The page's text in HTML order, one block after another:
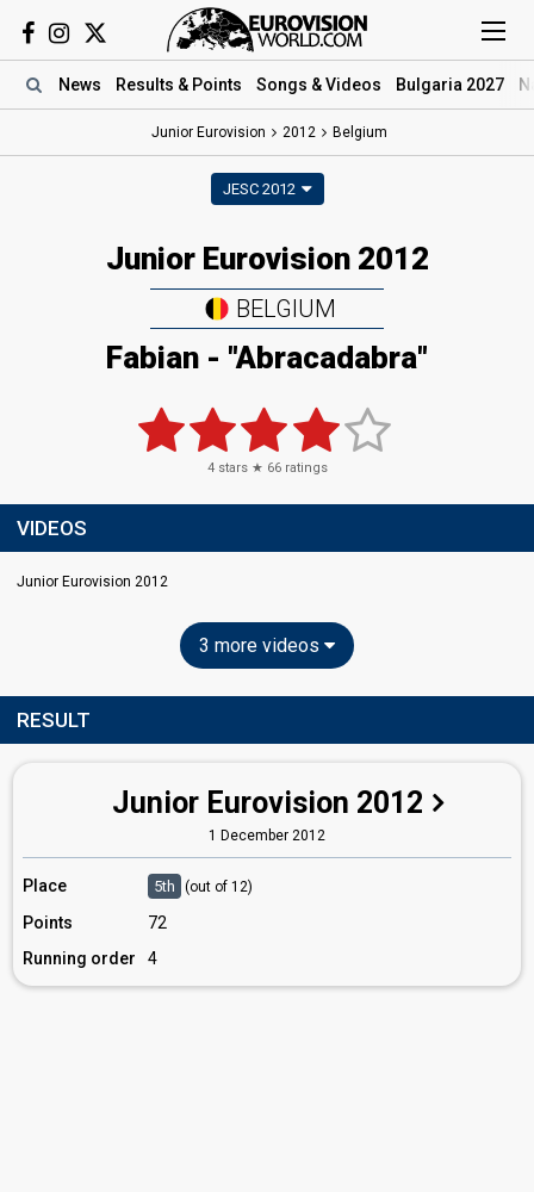
News Results & Points Songs & Videos Bulgaria 2027
Junior Eurovision 2012 Belgium
JESC 2012
Junior Eurovision 2012
BELGIUM
Fabian - "Abracadabra"
4stars ★ 66ratings
VIDEOS
Junior Eurovision 2012
3 more videos
RESULT
Junior Eurovision 2012
1 December 2012
Place 5th (out of 12)
Points
72
Running order
4